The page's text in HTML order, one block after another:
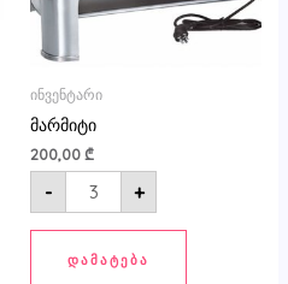
ინვენტარი
მარმიტი
200,00 ₾
- +
ᲓᲐᲛᲐᲢᲔᲑᲐ